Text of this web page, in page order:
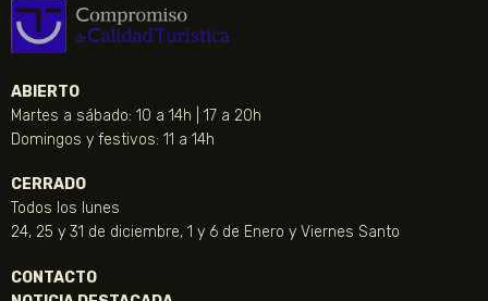
ABIERTO
Martes a sábado: 10 a 14h | 17 a 20h
Domingos y festivos: 11 a 14h
CERRADO
Todos los lunes
24, 25 y 31 de diciembre, 1 y 6 de Enero y Viernes Santo
CONTACTO